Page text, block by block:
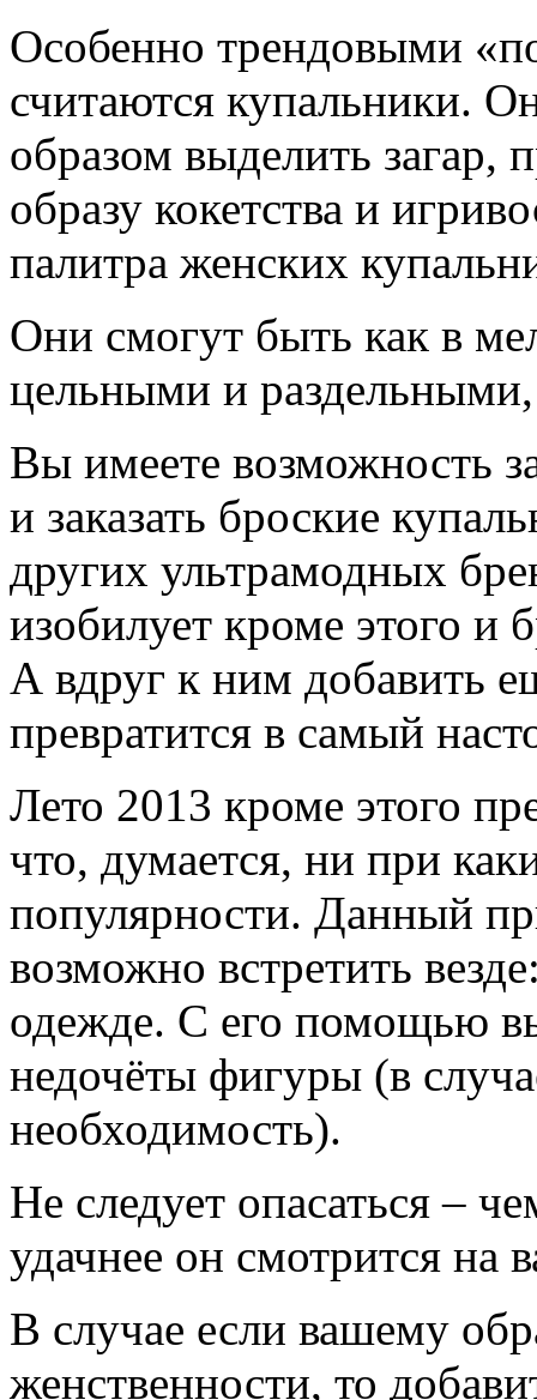
Особенно трендовыми
считаются купальники.
образом выделить
образу кокетства и
палитра женских
Они смогут быть как в
цельными и
Вы имеете возможность
и заказать броские
других ультрамодных
изобилует кроме этого
А вдруг к ним добавить
превратится в самый
Лето 2013 кроме этого
что, думается, ни при
популярности. Данный
возможно встретить
одежде. С его помощью
недочёты фигуры (в
необходимость).
Не следует опасаться –
удачнее он смотрится на
В случае если вашему
женственности, то